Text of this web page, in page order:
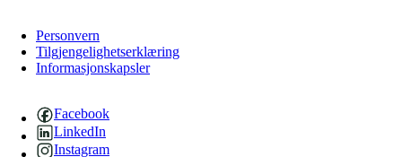
Personvern
Tilgjengelighetserklæring
Informasjonskapsler
Facebook
LinkedIn
Instagram